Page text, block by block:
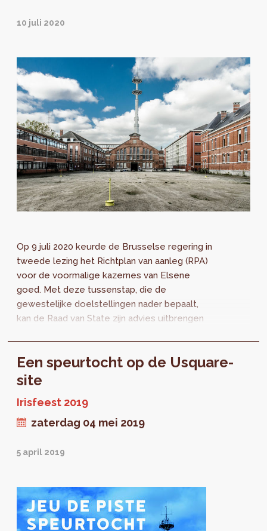
10 juli 2020
Op 9 juli 2020 keurde de Brusselse regering in
tweede lezing het Richtplan van aanleg (RPA)
voor de voormalige kazernes van Elsene
goed. Met deze tussenstap, die de
gewestelijke doelstellingen nader bepaalt,
kan de Raad van State zijn advies uitbrengen
worden voorgelegd.
Een speurtocht op de Usquare-
site
Irisfeest 2019
zaterdag 04 mei 2019
5 april 2019